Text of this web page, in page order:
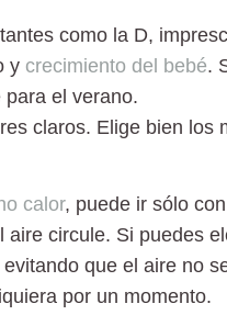
como la D,
y crecimiento del bebé.
el verano.
claros. Elige bien los
calor, puede ir sólo
circule. Si puedes
que el aire no
por un momento.